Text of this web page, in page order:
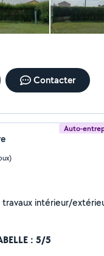
Contacter
Auto-
intérieur/
: 5/5